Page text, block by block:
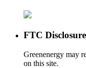
FTC Disclosure
Greenenergy may
on this site.